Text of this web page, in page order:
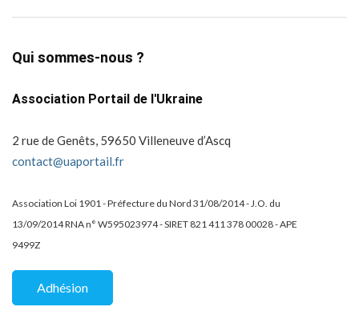
Qui sommes-nous ?
Association Portail de l'Ukraine
2 rue de Genêts, 59650 Villeneuve d’Ascq
contact@uaportail.fr
Association Loi 1901 - Préfecture du Nord 31/08/2014 - J.O. du
13/09/2014 RNA n° W595023974 - SIRET 821 411 378 00028 - APE
9499Z
Adhésion